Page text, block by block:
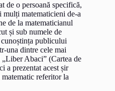
de o persoană specifică,
mulți matematicieni de-a
de la matematicianul
și sub numele de
publicului
una dintre cele mai
Abaci” (Cartea de
a prezentat acest șir
referitor la